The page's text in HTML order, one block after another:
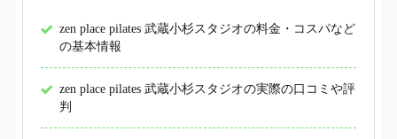
zen place pilates 武蔵小杉スタジオの料金・コスパなど
の基本情報
zen place pilates 武蔵小杉スタジオの実際の口コミや評
判